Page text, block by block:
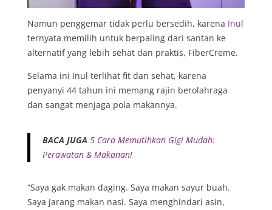
Namun penggemar tidak perlu bersedih, karena Inul
ternyata memilih untuk berpaling dari santan ke
alternatif yang lebih sehat dan praktis, FiberCreme.
Selama ini Inul terlihat fit dan sehat, karena
penyanyi 44 tahun ini memang rajin berolahraga
dan sangat menjaga pola makannya.
BACA JUGA 5 Cara Memutihkan Gigi Mudah:
Perawatan & Makanan!
“Saya gak makan daging. Saya makan sayur buah.
Saya jarang makan nasi. Saya menghindari asin,